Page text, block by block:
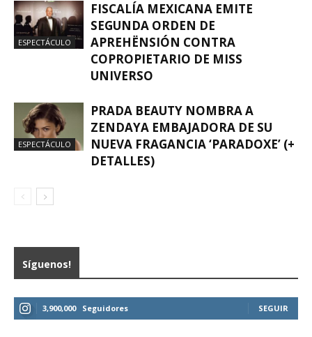
ESPECTÁCULO
FISCALÍA MEXICANA EMITE
SEGUNDA ORDEN DE
APREHËNSIÓN CONTRA
COPROPIETARIO DE MISS
UNIVERSO
ESPECTÁCULO
PRADA BEAUTY NOMBRA A
ZENDAYA EMBAJADORA DE SU
NUEVA FRAGANCIA ‘PARADOXE’ (+
DETALLES)
Síguenos!
3,900,000 Seguidores SEGUIR